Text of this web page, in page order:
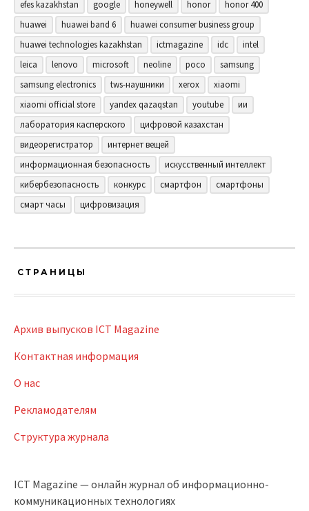
efes kazakhstan
google honeywell honor
honor 400
huawei
huawei band 6
huawei consumer business group
huawei technologies kazakhstan
ictmagazine idc
intel
leica
lenovo microsoft neoline poco
samsung
samsung electronics
tws-наушники xerox
xiaomi
xiaomi official store
yandex qazaqstan youtube
ии
лаборатория касперского
цифровой казахстан
видеорегистратор
интернет вещей
информационная безопасность
искусственный интеллект
кибербезопасность
конкурс смартфон
смартфоны
смарт часы
цифровизация
СТРАНИЦЫ
Архив выпусков ICT Magazine
Контактная информация
О нас
Рекламодателям
Структура журнала
ICT Magazine — онлайн журнал об информационно-
коммуникационных технологиях